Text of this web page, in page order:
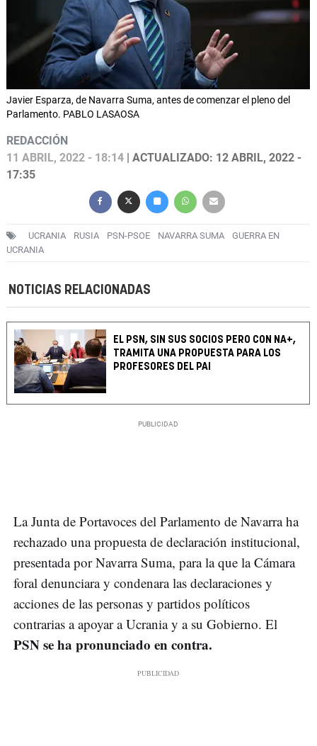
Javier Esparza, de Navarra Suma, antes de comenzar el pleno del
Parlamento. PABLO LASAOSA
REDACCIÓN
11 ABRIL, 2022 - 18:14 | ACTUALIZADO: 12 ABRIL, 2022 -
17:35
UCRANIA RUSIA PSN-PSOE NAVARRA SUMA
GUERRA EN
UCRANIA
NOTICIAS RELACIONADAS
EL PSN, SIN SUS SOCIOS PERO CON NA+,
TRAMITA UNA PROPUESTA PARA LOS
PROFESORES DEL PAI
La Junta de Portavoces del Parlamento de Navarra ha
rechazado una propuesta de declaración institucional,
presentada por Navarra Suma, para la que la Cámara
foral denunciara y condenara las declaraciones y
acciones de las personas y partidos políticos
contrarias a apoyar a Ucrania y a su Gobierno. El
PSN se ha pronunciado en contra.